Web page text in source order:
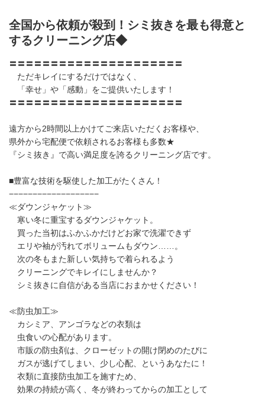
全国から依頼が殺到！シミ抜きを最も得意と
するクリーニング店◆
〓〓〓〓〓〓〓〓〓〓〓〓〓〓〓〓〓〓〓〓〓
ただキレイにするだけではなく、
「幸せ」や「感動」をご提供いたします！
〓〓〓〓〓〓〓〓〓〓〓〓〓〓〓〓〓〓〓〓〓
遠方から2時間以上かけてご来店いただくお客様や、
県外から宅配便で依頼されるお客様も多数★
『シミ抜き』で高い満足度を誇るクリーニング店です。
■豊富な技術を駆使した加工がたくさん！
−−−−−−−−−−−−−−−−−−−
≪ダウンジャケット≫
寒い冬に重宝するダウンジャケット。
買った当初はふかふかだけどお家で洗濯できず
エリや袖が汚れてボリュームもダウン……。
次の冬もまた新しい気持ちで着られるよう
クリーニングでキレイにしませんか？
シミ抜きに自信がある当店におまかせください！
≪防虫加工≫
カシミア、アンゴラなどの衣類は
虫食いの心配があります。
市販の防虫剤は、クローゼットの開け閉めのたびに
ガスが逃げてしまい、少し心配、というあなたに！
衣類に直接防虫加工を施すため、
効果の持続が高く、冬が終わってからの加工として